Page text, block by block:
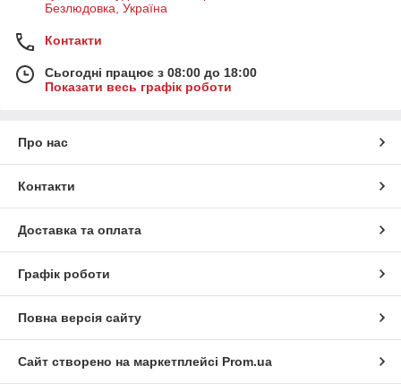
Безлюдовка, Україна
Контакти
Сьогодні працює з 08:00 до 18:00
Показати весь графік роботи
Про нас
Контакти
Доставка та оплата
Графік роботи
Повна версія сайту
Сайт створено на маркетплейсі Prom.ua